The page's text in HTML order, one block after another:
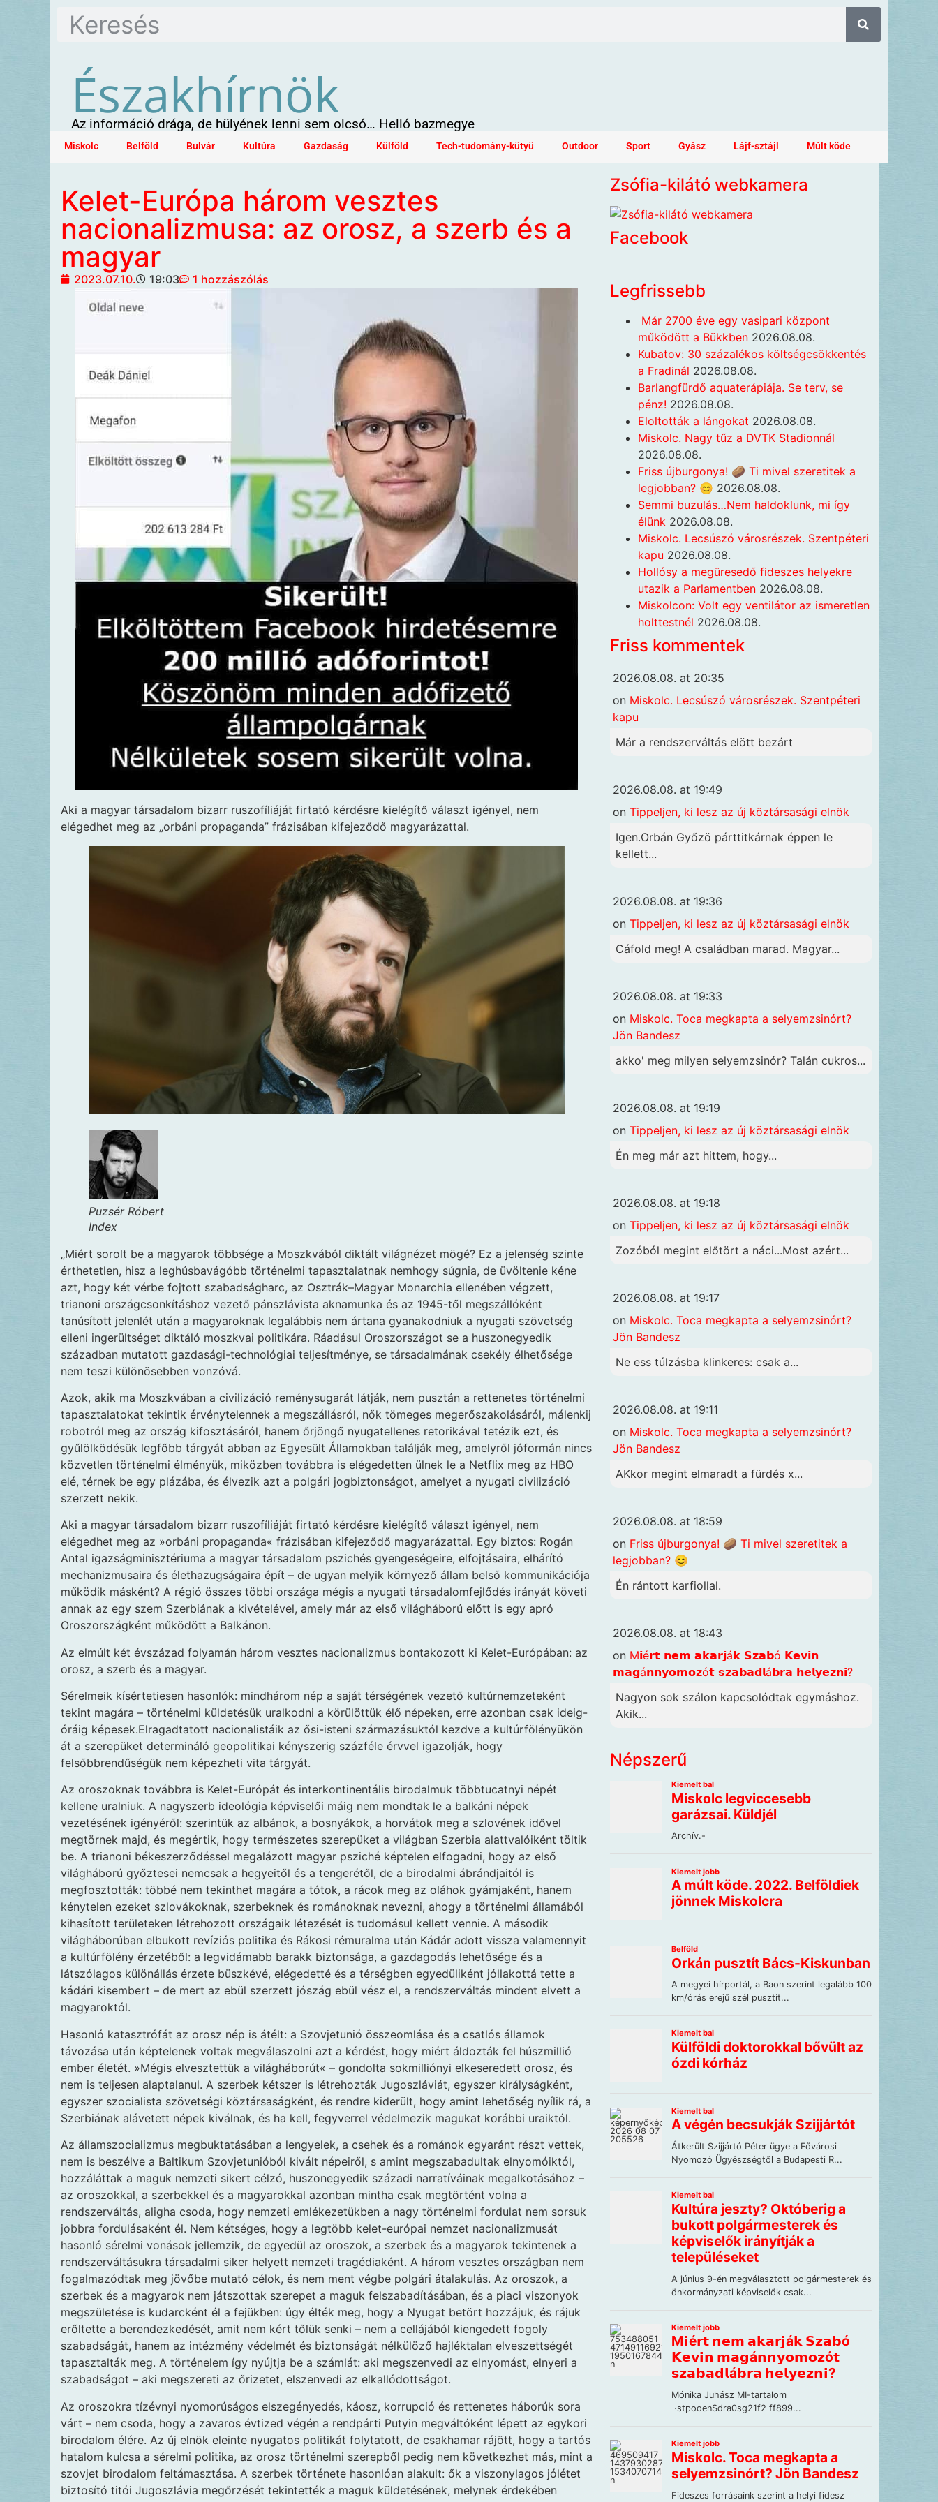
Északhírnök
Az információ drága, de hülyének lenni sem olcsó… Helló bazmegye
Miskolc Belföld Bulvár Kultúra Gazdaság Külföld Tech-tudomány-kütyü Outdoor Sport Gyász Lájf-sztájl Múlt köde
Kelet-Európa három vesztes
nacionalizmusa: az orosz, a szerb és a
magyar
2023.07.10. 19:03 1 hozzászólás
Aki a magyar társadalom bizarr ruszofíliáját firtató kérdésre kielégítő választ igényel, nem
elégedhet meg az „orbáni propaganda” frázisában kifejeződő magyarázattal.
Puzsér Róbert
Index
„Miért sorolt be a magyarok többsége a Moszkvából diktált világnézet mögé? Ez a jelenség szinte
érthetetlen, hisz a leghúsbavágóbb történelmi tapasztalatnak nemhogy súgnia, de üvöltenie kéne
azt, hogy két vérbe fojtott szabadságharc, az Osztrák–Magyar Monarchia ellenében végzett,
trianoni országcsonkításhoz vezető pánszlávista aknamunka és az 1945-től megszállóként
tanúsított jelenlét után a magyaroknak legalábbis nem ártana gyanakodniuk a nyugati szövetség
elleni ingerültséget diktáló moszkvai politikára. Ráadásul Oroszországot se a huszonegyedik
században mutatott gazdasági-technológiai teljesítménye, se társadalmának csekély élhetősége
nem teszi különösebben vonzóvá.
Azok, akik ma Moszkvában a civilizáció reménysugarát látják, nem pusztán a rettenetes történelmi
tapasztalatokat tekintik érvénytelennek a megszállásról, nők tömeges megerőszakolásáról, málenkij
robotról meg az ország kifosztásáról, hanem őrjöngő nyugatellenes retorikával tetézik ezt, és
gyűlölködésük legfőbb tárgyát abban az Egyesült Államokban találják meg, amelyről jóformán nincs
közvetlen történelmi élményük, miközben továbbra is elégedetten ülnek le a Netflix meg az HBO
elé, térnek be egy plázába, és élvezik azt a polgári jogbiztonságot, amelyet a nyugati civilizáció
szerzett nekik.
Aki a magyar társadalom bizarr ruszofíliáját firtató kérdésre kielégítő választ igényel, nem
elégedhet meg az »orbáni propaganda« frázisában kifejeződő magyarázattal. Egy biztos: Rogán
Antal igazságminisztériuma a magyar társadalom pszichés gyengeségeire, elfojtásaira, elhárító
mechanizmusaira és élethazugságaira épít – de ugyan melyik környező állam belső kommunikációja
működik másként? A régió összes többi országa mégis a nyugati társadalomfejlődés irányát követi
annak az egy szem Szerbiának a kivételével, amely már az első világháború előtt is egy apró
Oroszországként működött a Balkánon.
Az elmúlt két évszázad folyamán három vesztes nacionalizmus bontakozott ki Kelet-Európában: az
orosz, a szerb és a magyar.
Sérelmeik kísértetiesen hasonlók: mindhárom nép a saját térségének vezető kultúrnemzeteként
tekint magára – történelmi küldetésük uralkodni a körülöttük élő népeken, erre azonban csak ideig-
óráig képesek.Elragadtatott nacionalistáik az ősi-isteni származásuktól kezdve a kultúrfölényükön
át a szerepüket determináló geopolitikai kényszerig százféle érvvel igazolják, hogy
felsőbbrendűségük nem képezheti vita tárgyát.
Az oroszoknak továbbra is Kelet-Európát és interkontinentális birodalmuk többtucatnyi népét
kellene uralniuk. A nagyszerb ideológia képviselői máig nem mondtak le a balkáni népek
vezetésének igényéről: szerintük az albánok, a bosnyákok, a horvátok meg a szlovének idővel
megtörnek majd, és megértik, hogy természetes szerepüket a világban Szerbia alattvalóiként töltik
be. A trianoni békeszerződéssel megalázott magyar psziché képtelen elfogadni, hogy az első
világháború győztesei nemcsak a hegyeitől és a tengerétől, de a birodalmi ábrándjaitól is
megfosztották: többé nem tekinthet magára a tótok, a rácok meg az oláhok gyámjaként, hanem
kénytelen ezeket szlovákoknak, szerbeknek és románoknak nevezni, ahogy a történelmi államából
kihasított területeken létrehozott országaik létezését is tudomásul kellett vennie. A második
világháborúban elbukott revíziós politika és Rákosi rémuralma után Kádár adott vissza valamennyit
a kultúrfölény érzetéből: a legvidámabb barakk biztonsága, a gazdagodás lehetősége és a
látszólagos különállás érzete büszkévé, elégedetté és a térségben egyedüliként jóllakottá tette a
kádári kisembert – de mert az ebül szerzett jószág ebül vész el, a rendszerváltás mindent elvett a
magyaroktól.
Hasonló katasztrófát az orosz nép is átélt: a Szovjetunió összeomlása és a csatlós államok
távozása után képtelenek voltak megválaszolni azt a kérdést, hogy miért áldozták fel húszmillió
ember életét. »Mégis elvesztettük a világháborút« – gondolta sokmilliónyi elkeseredett orosz, és
nem is teljesen alaptalanul. A szerbek kétszer is létrehozták Jugoszláviát, egyszer királyságként,
egyszer szocialista szövetségi köztársaságként, és rendre kiderült, hogy amint lehetőség nyílik rá, a
Szerbiának alávetett népek kiválnak, és ha kell, fegyverrel védelmezik magukat korábbi uraiktól.
Az államszocializmus megbuktatásában a lengyelek, a csehek és a románok egyaránt részt vettek,
nem is beszélve a Baltikum Szovjetunióból kivált népeiről, s amint megszabadultak elnyomóiktól,
hozzáláttak a maguk nemzeti sikert célzó, huszonegyedik századi narratíváinak megalkotásához –
az oroszokkal, a szerbekkel és a magyarokkal azonban mintha csak megtörtént volna a
rendszerváltás, aligha csoda, hogy nemzeti emlékezetükben a nagy történelmi fordulat nem sorsuk
jobbra fordulásaként él. Nem kétséges, hogy a legtöbb kelet-európai nemzet nacionalizmusát
hasonló sérelmi vonások jellemzik, de egyedül az oroszok, a szerbek és a magyarok tekintenek a
rendszerváltásukra társadalmi siker helyett nemzeti tragédiaként. A három vesztes országban nem
fogalmazódtak meg jövőbe mutató célok, és nem ment végbe polgári átalakulás. Az oroszok, a
szerbek és a magyarok nem játszottak szerepet a maguk felszabadításában, és a piaci viszonyok
megszületése is kudarcként él a fejükben: úgy élték meg, hogy a Nyugat betört hozzájuk, és rájuk
erőltette a berendezkedését, amit nem kért tőlük senki – nem a cellájából kiengedett fogoly
szabadságát, hanem az intézmény védelmét és biztonságát nélkülöző hajléktalan elveszettségét
tapasztalták meg. A történelem így nyújtja be a számlát: aki megszenvedi az elnyomást, elnyeri a
szabadságot – aki megszereti az őrizetet, elszenvedi az elkallódottságot.
Az oroszokra tízévnyi nyomorúságos elszegényedés, káosz, korrupció és rettenetes háborúk sora
várt – nem csoda, hogy a zavaros évtized végén a rendpárti Putyin megváltóként lépett az egykori
birodalom élére. Az új elnök eleinte nyugatos politikát folytatott, de csakhamar rájött, hogy a tartós
hatalom kulcsa a sérelmi politika, az orosz történelmi szerepből pedig nem következhet más, mint a
szovjet birodalom feltámasztása. A szerbek története hasonlóan alakult: ők a viszonylagos jólétet
biztosító titói Jugoszlávia megőrzését tekintették a maguk küldetésének, melynek érdekében
Zsófia-kilátó webkamera
Facebook
Legfrissebb
Már 2700 éve egy vasipari központ
működött a Bükkben 2026.08.08.
Kubatov: 30 százalékos költségcsökkentés
a Fradinál 2026.08.08.
Barlangfürdő aquaterápiája. Se terv, se
pénz! 2026.08.08.
Eloltották a lángokat 2026.08.08.
Miskolc. Nagy tűz a DVTK Stadionnál
2026.08.08.
Friss újburgonya! 🥔 Ti mivel szeretitek a
legjobban? 😊 2026.08.08.
Semmi buzulás…Nem haldoklunk, mi így
élünk 2026.08.08.
Miskolc. Lecsúszó városrészek. Szentpéteri
kapu 2026.08.08.
Hollósy a megüresedő fideszes helyekre
utazik a Parlamentben 2026.08.08.
Miskolcon: Volt egy ventilátor az ismeretlen
holttestnél 2026.08.08.
Friss kommentek
2026.08.08. at 20:35
on Miskolc. Lecsúszó városrészek. Szentpéteri
kapu
Már a rendszerváltás elött bezárt
2026.08.08. at 19:49
on Tippeljen, ki lesz az új köztársasági elnök
Igen.Orbán Győzö párttitkárnak éppen le
kellett...
2026.08.08. at 19:36
on Tippeljen, ki lesz az új köztársasági elnök
Cáfold meg! A családban marad. Magyar...
2026.08.08. at 19:33
on Miskolc. Toca megkapta a selyemzsinórt?
Jön Bandesz
akko' meg milyen selyemzsinór? Talán cukros...
2026.08.08. at 19:19
on Tippeljen, ki lesz az új köztársasági elnök
Én meg már azt hittem, hogy...
2026.08.08. at 19:18
on Tippeljen, ki lesz az új köztársasági elnök
Zozóból megint előtört a náci...Most azért...
2026.08.08. at 19:17
on Miskolc. Toca megkapta a selyemzsinórt?
Jön Bandesz
Ne ess túlzásba klinkeres: csak a...
2026.08.08. at 19:11
on Miskolc. Toca megkapta a selyemzsinórt?
Jön Bandesz
AKkor megint elmaradt a fürdés x...
2026.08.08. at 18:59
on Friss újburgonya! 🥔 Ti mivel szeretitek a
legjobban? 😊
Én rántott karfiollal.
2026.08.08. at 18:43
on M𝗶é𝗿𝘁 𝗻𝗲𝗺 𝗮𝗸𝗮𝗿𝗷á𝗸 𝗦𝘇𝗮𝗯ó 𝗞𝗲𝘃𝗶𝗻
𝗺𝗮𝗴á𝗻𝗻𝘆𝗼𝗺𝗼𝘇ó𝘁 𝘀𝘇𝗮𝗯𝗮𝗱𝗹á𝗯𝗿𝗮 𝗵𝗲𝗹𝘆𝗲𝘇𝗻𝗶?
Nagyon sok szálon kapcsolódtak egymáshoz.
Akik...
Népszerű